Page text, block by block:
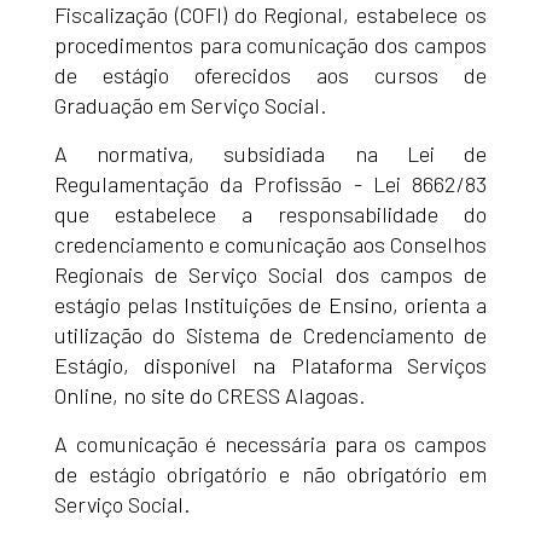
Fiscalização (COFI) do Regional, estabelece os
procedimentos para comunicação dos campos
de estágio oferecidos aos cursos de
Graduação em Serviço Social.
A normativa, subsidiada na Lei de
Regulamentação da Profissão - Lei 8662/83
que estabelece a responsabilidade do
credenciamento e comunicação aos Conselhos
Regionais de Serviço Social dos campos de
estágio pelas Instituições de Ensino, orienta a
utilização do Sistema de Credenciamento de
Estágio, disponível na Plataforma Serviços
Online, no site do CRESS Alagoas.
A comunicação é necessária para os campos
de estágio obrigatório e não obrigatório em
Serviço Social.